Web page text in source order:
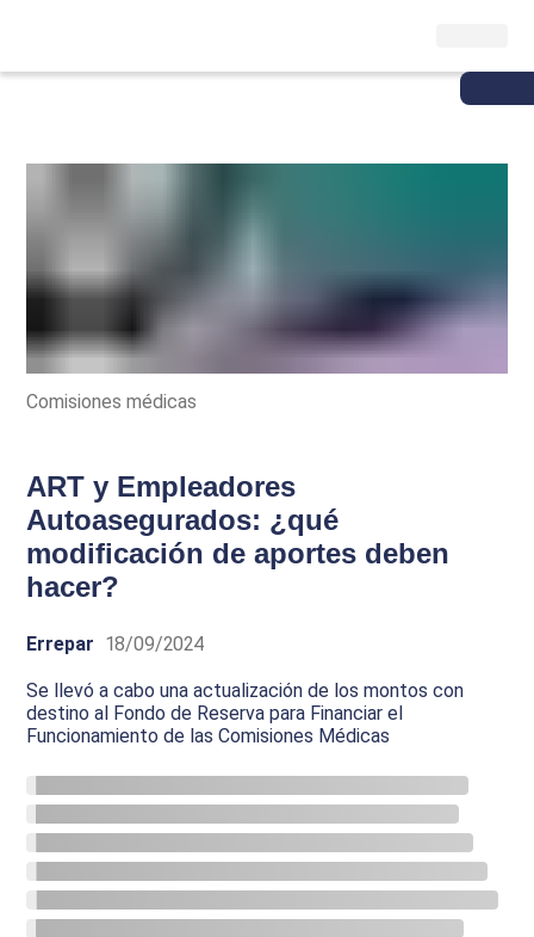
Comisiones médicas
ART y Empleadores
Autoasegurados: ¿qué
modificación de aportes deben
hacer?
Errepar 18/09/2024
Se llevó a cabo una actualización de los montos con
destino al Fondo de Reserva para Financiar el
Funcionamiento de las Comisiones Médicas